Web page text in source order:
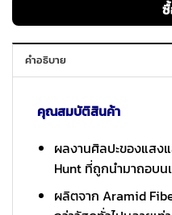
คำอธิบาย
คุณสมบัติสินค้า
ผลงานศิลปะของแสง
Hunt ที่ถูกนำมาถอบน
ผลิตจาก Aramid